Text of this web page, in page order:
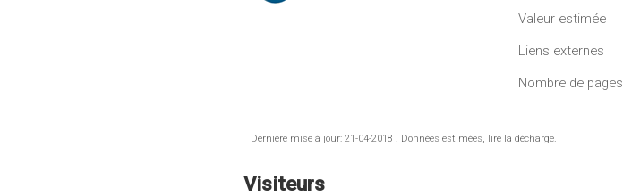
Valeur estimée
Liens externes
Nombre de pages
Dernière mise à jour: 21-04-2018 . Données estimées, lire la décharge.
Visiteurs